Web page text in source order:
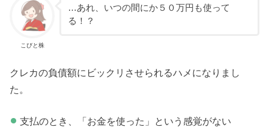
こびと株
…あれ、いつの間にか５０万円も使って
る！？
クレカの負債額にビックリさせられるハメになりまし
た。
支払のとき、「お金を使った」という感覚がない